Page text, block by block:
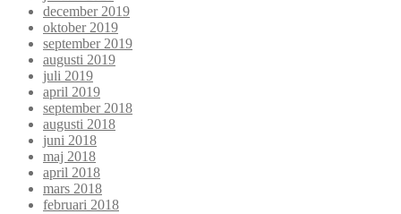
december 2019
oktober 2019
september 2019
augusti 2019
juli 2019
april 2019
september 2018
augusti 2018
juni 2018
maj 2018
april 2018
mars 2018
februari 2018